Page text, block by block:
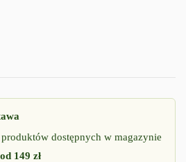
dostępnych w magazynie
149 zł